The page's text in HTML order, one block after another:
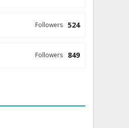
524
Followers
849
Followers